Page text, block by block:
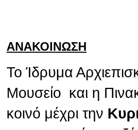
ΑΝΑΚΟΙΝΩΣΗ
Το Ίδρυμα
Μουσείο και η
κοινό μέχρι την